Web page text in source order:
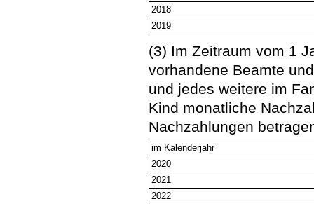
2018
2019
(3) Im Zeitraum vom 1
vorhandene Beamte
und jedes weitere im
Kind monatliche
Nachzahlungen
im Kalenderjahr
2020
2021
2022